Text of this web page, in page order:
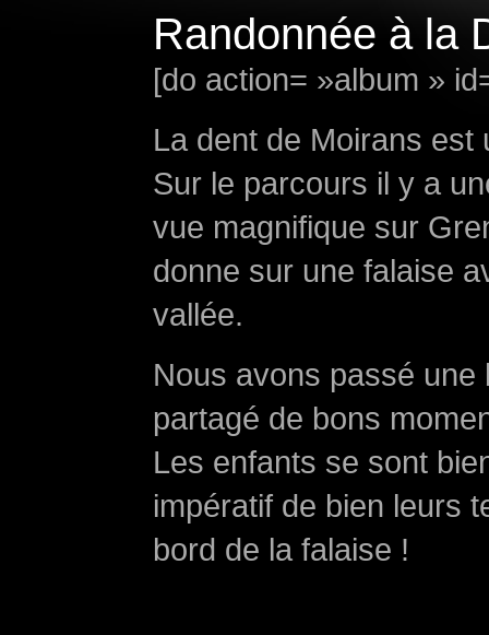
Randonnée à la
[do action= »album »
La dent de Moirans est
Sur le parcours il y a
vue magnifique sur
donne sur une falaise
vallée.
Nous avons passé
partagé de bons
Les enfants se sont
impératif de bien leurs
bord de la falaise !